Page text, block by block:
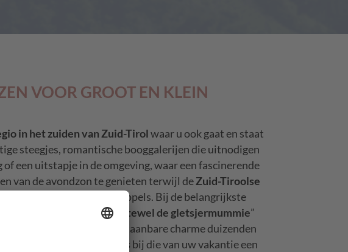
VOOR GROOT EN KLEIN
in het zuiden van Zuid-Tirolwaar u ook gaat en staat
steegjes, romantische booggalerijen die uitnodigen
een uitstapje in de omgeving, waar een fascinerende
van de avondzon te genieten terwijl deZuid-Tiroolse
proeven van edele druppels. Bij de belangrijkste
en de “
man uit het ijs oftewel de gletsjermummie”
met zijn onweerstaanbare charme duizenden
campings bij die van uw vakantie een